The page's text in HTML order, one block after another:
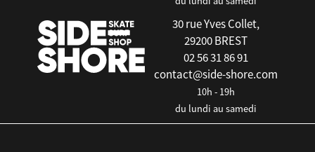
30 rue Yves Collet,
29200 BREST
02 56 31 86 91
contact@side-shore.com
10h - 19h
du lundi au samedi